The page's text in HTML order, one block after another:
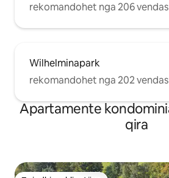
rekomandohet nga 206 vendas
Wilhelminapark
rekomandohet nga 202 vendas
Apartamente
qira